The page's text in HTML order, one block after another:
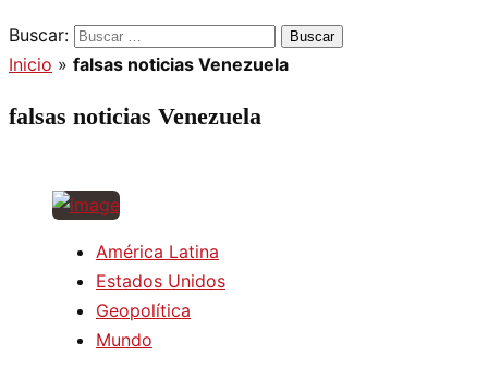
Buscar:
Inicio » falsas noticias Venezuela
falsas noticias Venezuela
América Latina
Estados Unidos
Geopolítica
Mundo